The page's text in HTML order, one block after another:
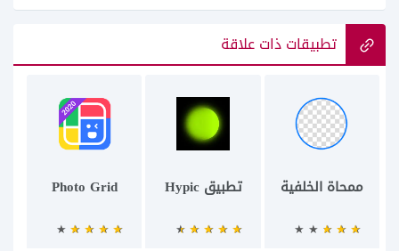
تطبيقات ذات علاقة
ممحاة الخلفية تطبيق Hypic Photo Grid